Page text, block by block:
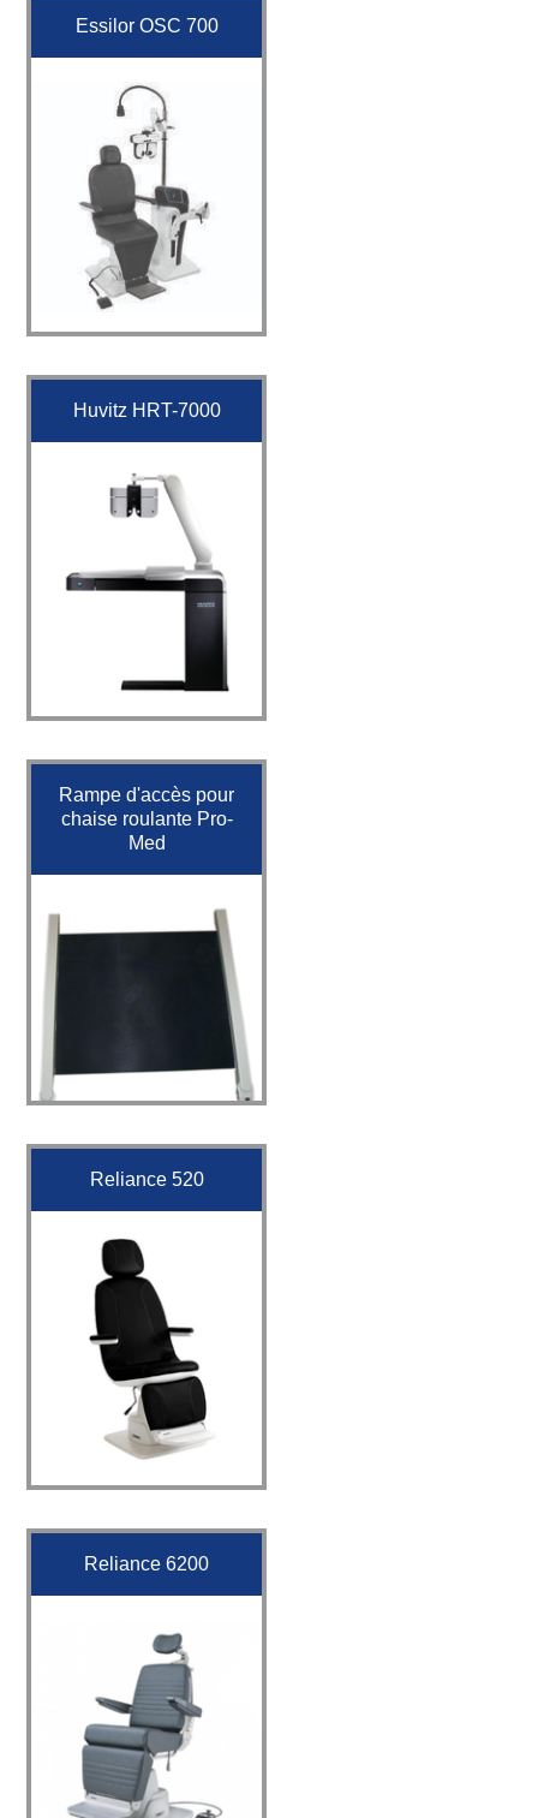
Essilor OSC 700
Huvitz HRT-7000
Rampe d'accès pour
chaise roulante Pro-
Med
Reliance 520
Reliance 6200